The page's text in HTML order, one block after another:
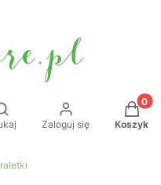
Otwórz wyszukiwarkę
Zaloguj się Koszyk